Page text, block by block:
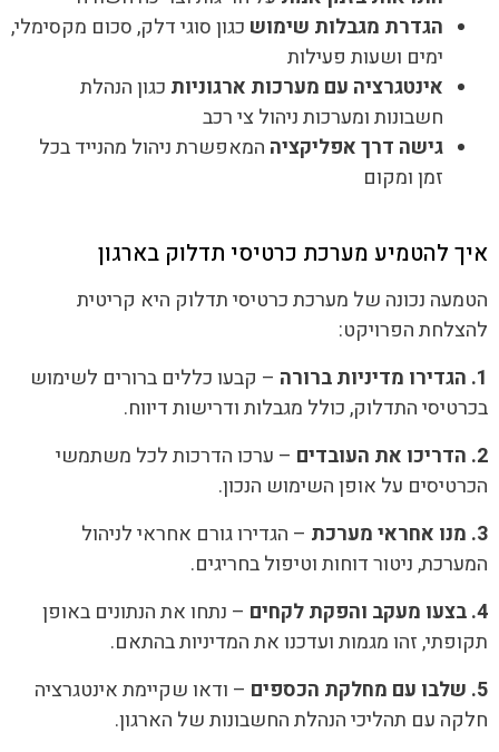
הגדרת מגבלות שימוש כגון סוגי דלק, סכום מקסימלי,
ימים ושעות פעילות
אינטגרציה עם מערכות ארגוניות כגון הנהלת
חשבונות ומערכות ניהול צי רכב
גישה דרך אפליקציה המאפשרת ניהול מהנייד בכל
זמן ומקום
איך להטמיע מערכת כרטיסי תדלוק בארגון
הטמעה נכונה של מערכת כרטיסי תדלוק היא קריטית
להצלחת הפרויקט:
1. הגדירו מדיניות ברורה
– קבעו כללים ברורים לשימוש
בכרטיסי התדלוק, כולל מגבלות ודרישות דיווח.
2. הדריכו את העובדים
– ערכו הדרכות לכל משתמשי
הכרטיסים על אופן השימוש הנכון.
3. מנו אחראי מערכת
– הגדירו גורם אחראי לניהול
המערכת, ניטור דוחות וטיפול בחריגים.
4. בצעו מעקב והפקת לקחים
– נתחו את הנתונים באופן
תקופתי, זהו מגמות ועדכנו את המדיניות בהתאם.
5. שלבו עם מחלקת הכספים
– ודאו שקיימת אינטגרציה
חלקה עם תהליכי הנהלת החשבונות של הארגון.